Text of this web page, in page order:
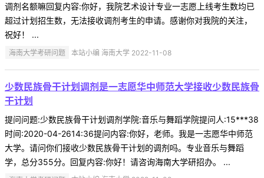
调剂名额嘛回复内容:你好，我院艺术设计专业一志愿上线考生数均已
超过计划招生数，无法接收调剂考生的申请。感谢你对我院的关注，
祝好！ ...
海南大学考研问题 本站小编 海南大学 2022-11-08
少数民族骨干计划调剂是一志愿华中师范大学接收少数民族骨
干计划
提问问题:少数民族骨干计划调剂学院:音乐与舞蹈学院提问人:15***38
时间:2020-04-2614:36提问内容:你好，老师。我是一志愿华中师范
大学。请问你们接收少数民族骨干计划的调剂吗。专业音乐与舞蹈
学，总分355分。回复内容:你好！请咨询海南大学研招办。 ...